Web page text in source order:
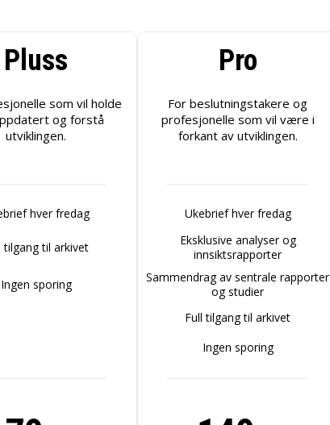
Pluss
som vil holde
og forstå
utviklingen.
hver fredag
tilgang til arkivet
Ingen sporing
Pro
For beslutningstakere og
profesjonelle som vil være i
forkant av utviklingen.
Ukebrief hver fredag
Eksklusive analyser og
innsiktsrapporter
Sammendrag av sentrale rapporter
og studier
Full tilgang til arkivet
Ingen sporing